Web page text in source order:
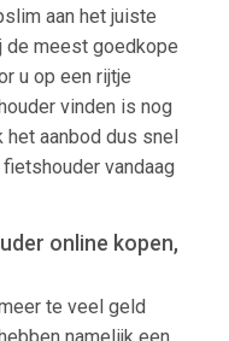
aan het juiste
de meest goedkope
u op een rijtje
vinden is nog
aanbod dus snel
vandaag
online kopen,
te veel geld